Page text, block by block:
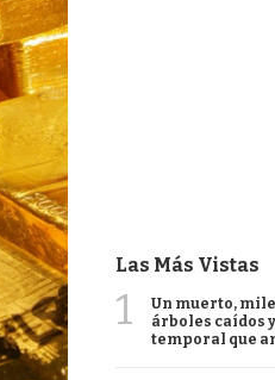
Las Más Vistas
1
Un muerto,
árboles caídos
temporal que